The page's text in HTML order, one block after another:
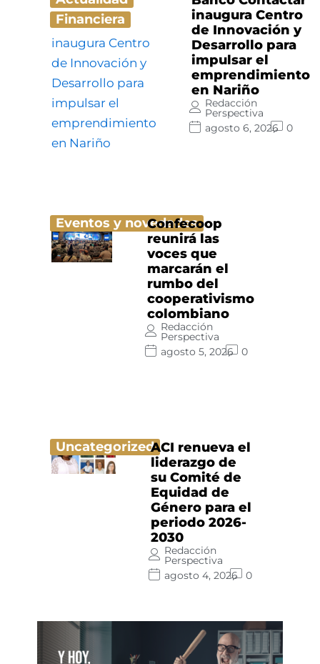
Financiera
inaugura Centro
de Innovación y
Desarrollo para
impulsar el
emprendimiento
en Nariño
Redacción
Perspectiva
agosto 6, 2026
0
Eventos y novedades
Confecoop
reunirá las
voces que
marcarán el
rumbo del
cooperativismo
colombiano
Redacción
Perspectiva
agosto 5, 2026
0
UncategorizedACI renueva el
liderazgo de
su Comité de
Equidad de
Género para el
periodo 2026-
2030
Redacción
Perspectiva
agosto 4, 2026
0